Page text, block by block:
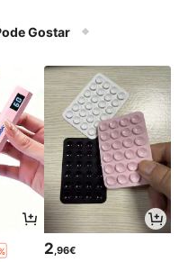
Gostar
2 ,96€